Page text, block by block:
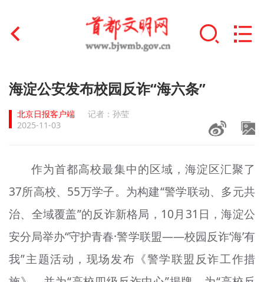
首页
文明创建
文明培育
+
未成年人思想道德建设
榜样人物
+
身边好人
文明评论
海淀公安发布校园反诈“海六条”
北京日报客户端
记者：孙莹
2025-11-03
作为首都高校最集中的区域，海淀区汇聚了
37所高校、55万学子。为构建“警学联动、多元共
治、全域覆盖”的反诈新格局，10月31日，海淀公
安分局举办“守护青春·警学联盟——校园反诈‘海’有
我”主题活动，现场发布《警学联盟反诈工作措